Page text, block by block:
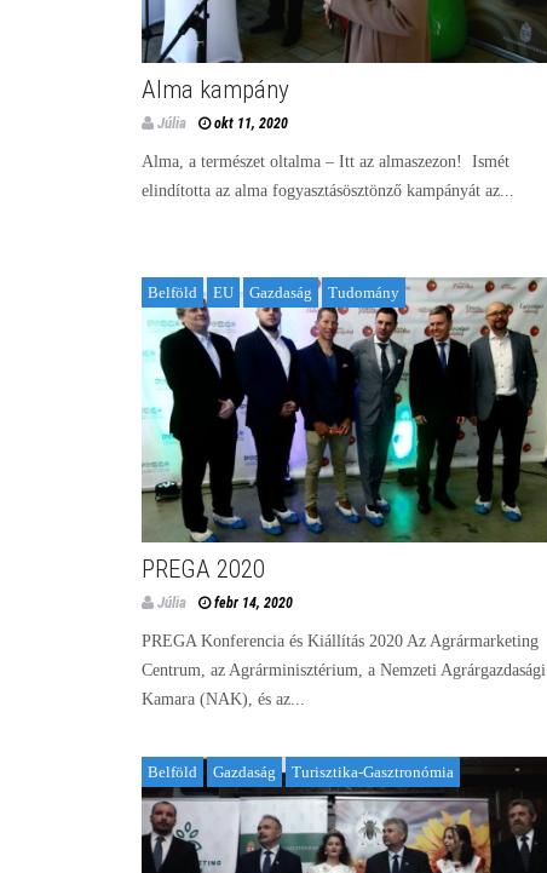
Alma kampány
Júlia okt 11, 2020
Alma, a természet oltalma – Itt az almaszezon! Ismét
elindította az alma fogyasztásösztönző kampányát az...
Belföld EU Gazdaság Tudomány
PREGA 2020
Júlia febr 14, 2020
PREGA Konferencia és Kiállítás 2020 Az Agrármarketing
Centrum, az Agrárminisztérium, a Nemzeti Agrárgazdasági
Kamara (NAK), és az...
Belföld Gazdaság Turisztika-Gasztronómia